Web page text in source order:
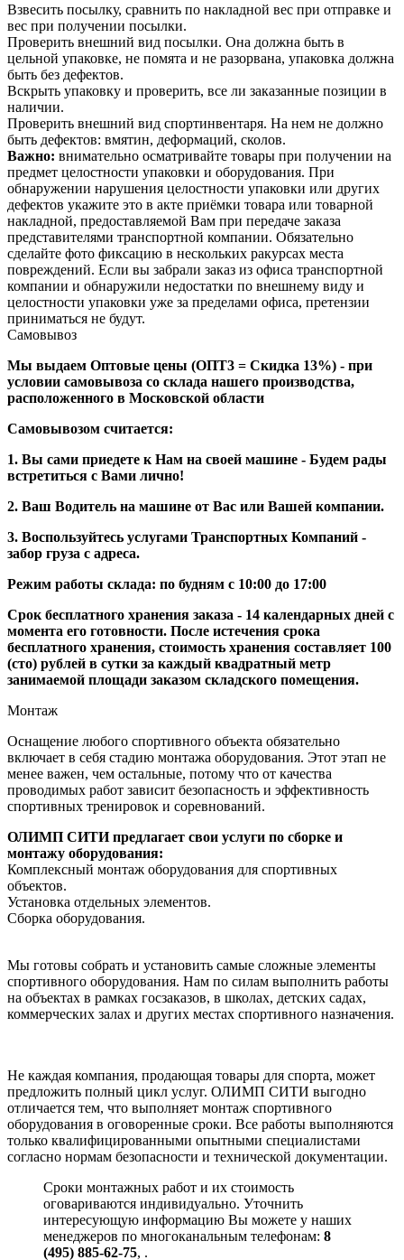
Взвесить посылку, сравнить по накладной вес при отправке и
вес при получении посылки.
Проверить внешний вид посылки. Она должна быть в
цельной упаковке, не помята и не разорвана, упаковка должна
быть без дефектов.
Вскрыть упаковку и проверить, все ли заказанные позиции в
наличии.
Проверить внешний вид спортинвентаря. На нем не должно
быть дефектов: вмятин, деформаций, сколов.
Важно: внимательно осматривайте товары при получении на
предмет целостности упаковки и оборудования. При
обнаружении нарушения целостности упаковки или других
дефектов укажите это в акте приёмки товара или товарной
накладной, предоставляемой Вам при передаче заказа
представителями транспортной компании. Обязательно
сделайте фото фиксацию в нескольких ракурсах места
повреждений. Если вы забрали заказ из офиса транспортной
компании и обнаружили недостатки по внешнему виду и
целостности упаковки уже за пределами офиса, претензии
приниматься не будут.
Самовывоз
Мы выдаем Оптовые цены (ОПТ3 = Скидка 13%) - при
условии самовывоза со склада нашего производства,
расположенного в Московской области
Самовывозом считается:
1. Вы сами приедете к Нам на своей машине - Будем рады
встретиться с Вами лично!
2. Ваш Водитель на машине от Вас или Вашей компании.
3. Воспользуйтесь услугами Транспортных Компаний -
забор груза с адреса.
Режим работы склада: по будням с 10:00 до 17:00
Срок бесплатного хранения заказа - 14 календарных дней с
момента его готовности. После истечения срока
бесплатного хранения, стоимость хранения составляет 100
(сто) рублей в сутки за каждый квадратный метр
занимаемой площади заказом складского помещения.
Монтаж
Оснащение любого спортивного объекта обязательно
включает в себя стадию монтажа оборудования. Этот этап не
менее важен, чем остальные, потому что от качества
проводимых работ зависит безопасность и эффективность
спортивных тренировок и соревнований.
ОЛИМП СИТИ предлагает свои услуги по сборке и
монтажу оборудования:
Комплексный монтаж оборудования для спортивных
объектов.
Установка отдельных элементов.
Сборка оборудования.
Мы готовы собрать и установить самые сложные элементы
спортивного оборудования. Нам по силам выполнить работы
на объектах в рамках госзаказов, в школах, детских садах,
коммерческих залах и других местах спортивного назначения.
Не каждая компания, продающая товары для спорта, может
предложить полный цикл услуг. ОЛИМП СИТИ выгодно
отличается тем, что выполняет монтаж спортивного
оборудования в оговоренные сроки. Все работы выполняются
только квалифицированными опытными специалистами
согласно нормам безопасности и технической документации.
Сроки монтажных работ и их стоимость
оговариваются индивидуально. Уточнить
интересующую информацию Вы можете у наших
менеджеров по многоканальным телефонам: 8
(495) 885-62-75, .